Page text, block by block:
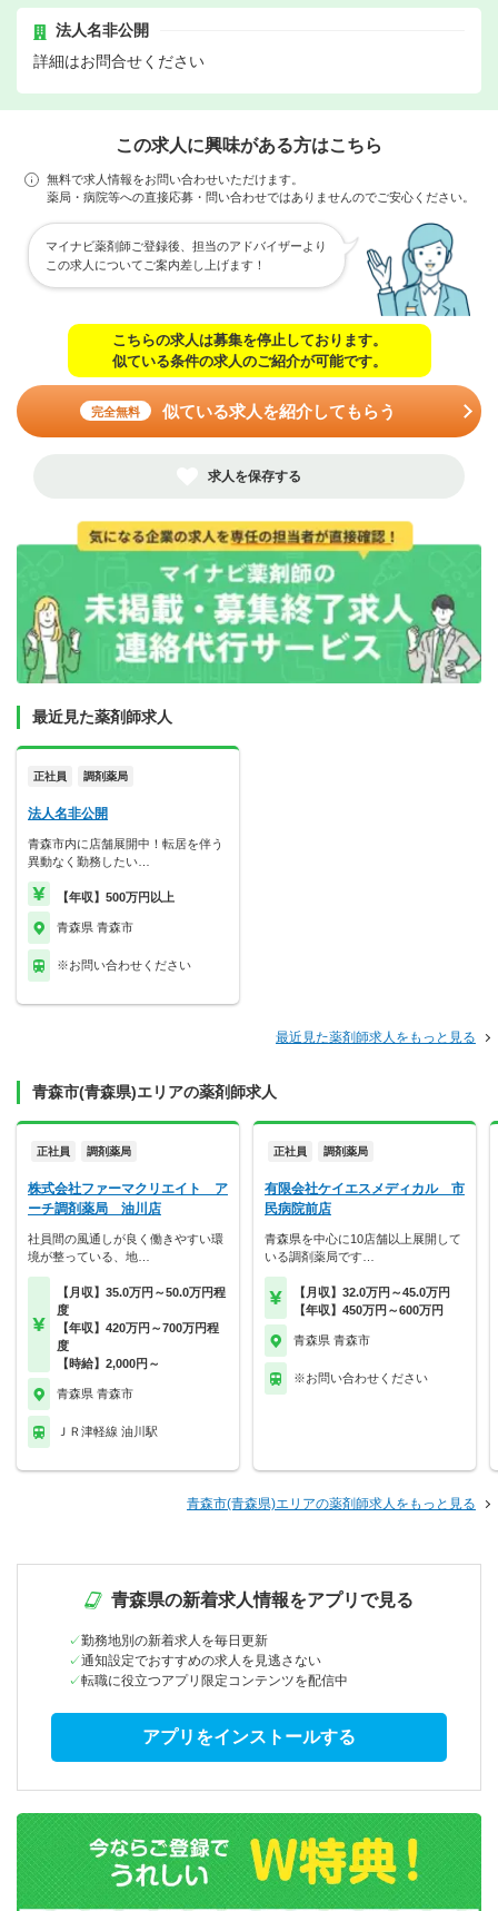
法人名非公開
詳細はお問合せください
この求人に興味がある方はこちら
無料で求人情報をお問い合わせいただけます。
薬局・病院等への直接応募・問い合わせではありませんのでご安心ください。
マイナビ薬剤師ご登録後、担当のアドバイザーより
この求人についてご案内差し上げます！
こちらの求人は募集を停止しております。
似ている条件の求人のご紹介が可能です。
完全無料 似ている求人を紹介してもらう
求人を保存する
最近見た薬剤師求人
正社員 調剤薬局
法人名非公開
青森市内に店舗展開中！転居を伴う
異動なく勤務したい…
【年収】500万円以上
青森県 青森市
※お問い合わせください
最近見た薬剤師求人をもっと見る
青森市(青森県)エリアの薬剤師求人
正社員 調剤薬局
株式会社ファーマクリエイト ア
ーチ調剤薬局 油川店
社員間の風通しが良く働きやすい環
境が整っている、地…
【月収】35.0万円～50.0万円程
度
【年収】420万円～700万円程
度
【時給】2,000円～
青森県 青森市
ＪＲ津軽線 油川駅
正社員 調剤薬局
有限会社ケイエスメディカル 市
民病院前店
青森県を中心に10店舗以上展開して
いる調剤薬局です…
【月収】32.0万円～45.0万円
【年収】450万円～600万円
青森県 青森市
※お問い合わせください
青森市(青森県)エリアの薬剤師求人をもっと見る
青森県の新着求人情報をアプリで見る
勤務地別の新着求人を毎日更新
通知設定でおすすめの求人を見逃さない
転職に役立つアプリ限定コンテンツを配信中
アプリをインストールする